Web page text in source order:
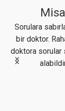
Sorulara
bir doktor.
doktora sorular